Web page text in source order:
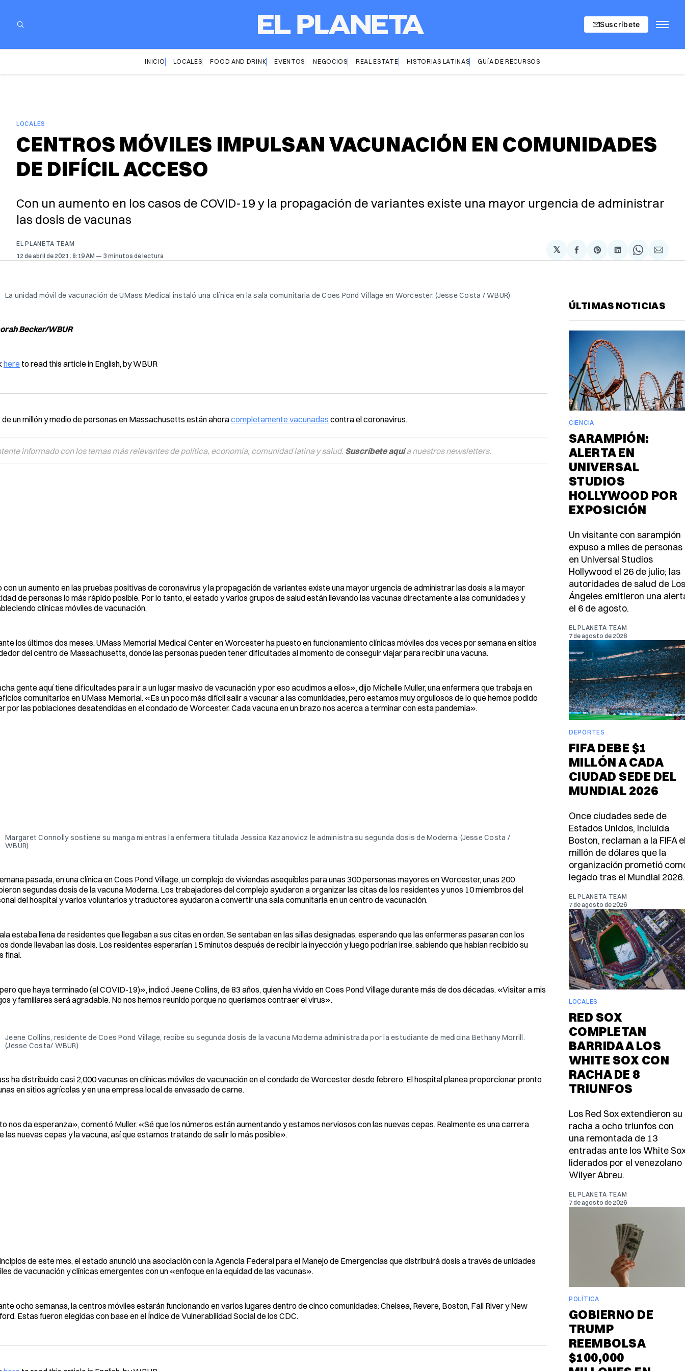
Suscríbete
INICIO LOCALES FOOD AND DRINK EVENTOS NEGOCIOS REAL ESTATE HISTORIAS LATINAS GUÍA DE RECURSOS
LOCALES
CENTROS MÓVILES IMPULSAN VACUNACIÓN EN COMUNIDADES
DE DIFÍCIL ACCESO
Con un aumento en los casos de COVID-19 y la propagación de variantes existe una mayor urgencia de administrar
las dosis de vacunas
EL PLANETA TEAM
12 de abril de 2021 . 8:19 AM 3 minutos de lectura
𝕏
Compartir
en
Share
on
Compartir
en
Share
on
via
La unidad móvil de vacunación de UMass Medical instaló una clínica en la sala comunitaria de Coes Pond Village en Worcester. (Jesse Costa / WBUR)
Becker/WBUR
here to read this article in English, by WBUR
un millón y medio de personas en Massachusetts están ahoracompletamente vacunadas contra el coronavirus.
informado con los temas más relevantes de política, economía, comunidad latina y salud. Suscríbete aquía nuestros newsletters.
con un aumento en las pruebas positivas de coronavirus y la propagación de variantes existe una mayor urgencia de administrar las dosis a la mayor
de personas lo más rápido posible. Por lo tanto, el estado y varios grupos de salud están llevando las vacunas directamente a las comunidades y
clínicas móviles de vacunación.
los últimos dos meses, UMass Memorial Medical Center en Worcester ha puesto en funcionamiento clínicas móviles dos veces por semana en sitios
del centro de Massachusetts, donde las personas pueden tener dificultades al momento de conseguir viajar para recibir una vacuna.
gente aquí tiene dificultades para ir a un lugar masivo de vacunación y por eso acudimos a ellos», dijo Michelle Muller, una enfermera que trabaja en
comunitarios en UMass Memorial. «Es un poco más difícil salir a vacunar a las comunidades, pero estamos muy orgullosos de lo que hemos podido
por las poblaciones desatendidas en el condado de Worcester. Cada vacuna en un brazo nos acerca a terminar con esta pandemia».
Margaret Connolly sostiene su manga mientras la enfermera titulada Jessica Kazanovicz le administra su segunda dosis de Moderna. (Jesse Costa /
WBUR)
pasada, en una clínica en Coes Pond Village, un complejo de viviendas asequibles para unas 300 personas mayores en Worcester, unas 200
segundas dosis de la vacuna Moderna. Los trabajadores del complejo ayudaron a organizar las citas de los residentes y unos 10 miembros del
del hospital y varios voluntarios y traductores ayudaron a convertir una sala comunitaria en un centro de vacunación.
estaba llena de residentes que llegaban a sus citas en orden. Se sentaban en las sillas designadas, esperando que las enfermeras pasaran con los
donde llevaban las dosis. Los residentes esperarían 15 minutos después de recibir la inyección y luego podrían irse, sabiendo que habían recibido su
final.
que haya terminado (el COVID-19)», indicó Jeene Collins, de 83 años, quien ha vivido en Coes Pond Village durante más de dos décadas. «Visitar a mis
y familiares será agradable. No nos hemos reunido porque no queríamos contraer el virus».
Jeene Collins, residente de Coes Pond Village, recibe su segunda dosis de la vacuna Moderna administrada por la estudiante de medicina Bethany Morrill.
(Jesse Costa/ WBUR)
ha distribuido casi 2,000 vacunas en clínicas móviles de vacunación en el condado de Worcester desde febrero. El hospital planea proporcionar pronto
en sitios agrícolas y en una empresa local de envasado de carne.
nos da esperanza», comentó Muller. «Sé que los números están aumentando y estamos nerviosos con las nuevas cepas. Realmente es una carrera
las nuevas cepas y la vacuna, así que estamos tratando de salir lo más posible».
de este mes, el estado anunció una asociación con la Agencia Federal para el Manejo de Emergencias que distribuirá dosis a través de unidades
de vacunación y clínicas emergentes con un «enfoque en la equidad de las vacunas».
ocho semanas, la centros móviles estarán funcionando en varios lugares dentro de cinco comunidades: Chelsea, Revere, Boston, Fall River y New
Estas fueron elegidas con base en el Índice de Vulnerabilidad Social de los CDC.
ÚLTIMAS NOTICIAS
CIENCIA
SARAMPIÓN:
ALERTA EN
UNIVERSAL
STUDIOS
HOLLYWOOD POR
EXPOSICIÓN
Un visitante con sarampión
expuso a miles de personas
en Universal Studios
Hollywood el 26 de julio; las
autoridades de salud de Los
Ángeles emitieron una
el 6 de agosto.
EL PLANETA TEAM
7 de agosto de 2026
DEPORTES
FIFA DEBE $1
MILLÓN A CADA
CIUDAD SEDE DEL
MUNDIAL 2026
Once ciudades sede de
Estados Unidos, incluida
Boston, reclaman a la FIFA
millón de dólares que la
organización prometió
legado tras el Mundial 2026.
EL PLANETA TEAM
7 de agosto de 2026
LOCALES
RED SOX
COMPLETAN
BARRIDA A LOS
WHITE SOX CON
RACHA DE 8
TRIUNFOS
Los Red Sox extendieron su
racha a ocho triunfos con
una remontada de 13
entradas ante los White
liderados por el venezolano
Wilyer Abreu.
EL PLANETA TEAM
7 de agosto de 2026
POLÍTICA
GOBIERNO DE
TRUMP
REEMBOLSA
$100,000